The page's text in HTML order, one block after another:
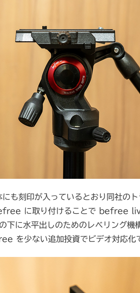
も刻印が入っているとおり同社のト
に取り付けることで befree
に水平出しのためのレベリング機
を少ない追加投資でビデオ対応化